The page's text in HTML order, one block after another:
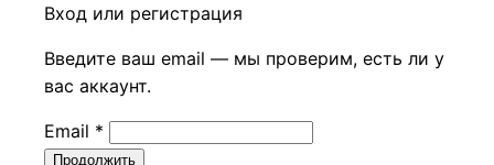
Вход или регистрация
Введите ваш email — мы проверим, есть ли у
вас аккаунт.
Email *
Продолжить